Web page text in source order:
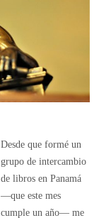
Desde que formé un
grupo de intercambio
de libros en Panamá
—que este mes
cumple un año— me